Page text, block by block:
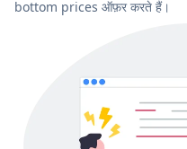
bottom prices ऑफ़र करते हैं।